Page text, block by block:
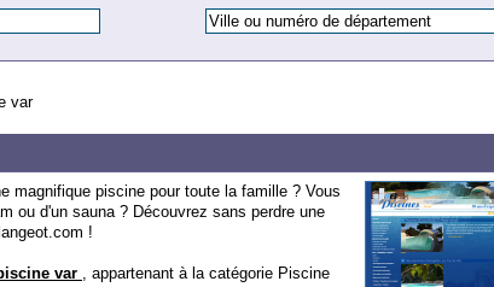
var
magnifique piscine pour toute la famille ? Vous
ou d'un sauna ? Découvrez sans perdre une
!
var , appartenant à la catégorie Piscine